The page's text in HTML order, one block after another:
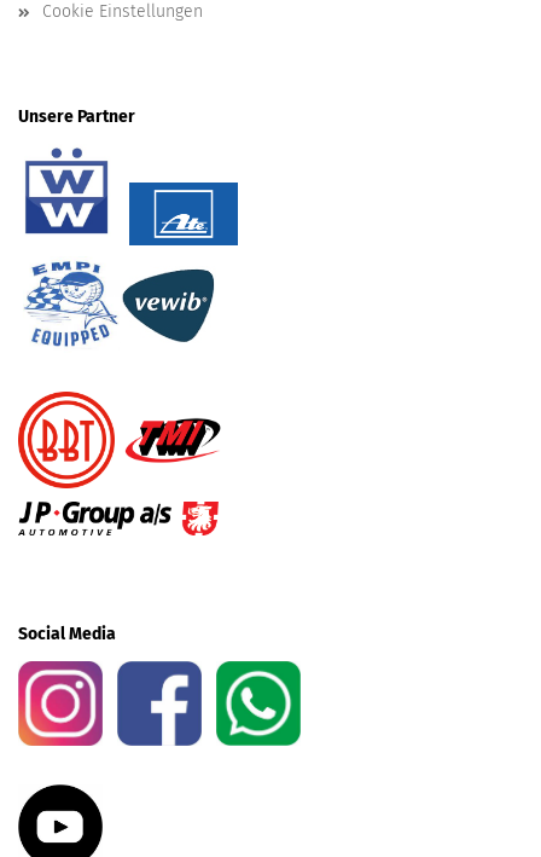
Cookie Einstellungen
Unsere Partner
Social Media